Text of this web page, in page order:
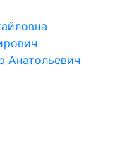
Анатольевич